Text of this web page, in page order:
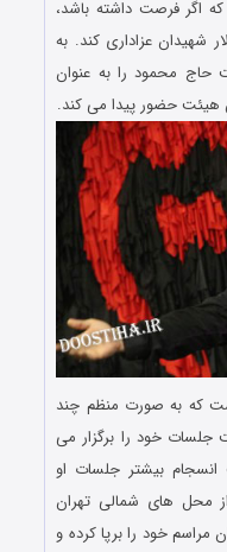
اگر فرصت داشته باشد،
شهیدان عزاداری کند. به
محمود را به عنوان
هیئت حضور پیدا می کند.
که به صورت منظم چند
خود را برگزار می
بیشتر جلسات او
محل های شمالی تهران
مراسم خود را برپا کرده و